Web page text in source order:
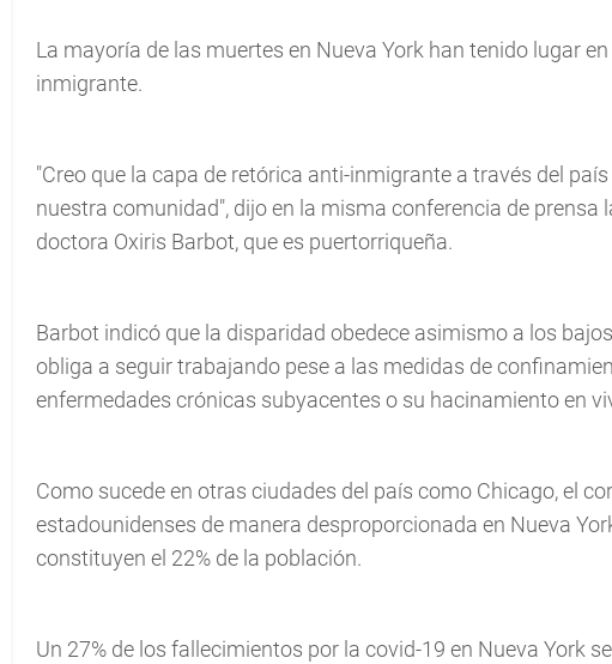
La mayoría de las muertes en Nueva York han tenido lugar
inmigrante.
"Creo que la capa de retórica anti-inmigrante a través del
nuestra comunidad", dijo en la misma conferencia de prensa
doctora Oxiris Barbot, que es puertorriqueña.
Barbot indicó que la disparidad obedece asimismo a los
obliga a seguir trabajando pese a las medidas de
enfermedades crónicas subyacentes o su hacinamiento en
Como sucede en otras ciudades del país como Chicago, el
estadounidenses de manera desproporcionada en Nueva
constituyen el 22% de la población.
Un 27% de los fallecimientos por la covid-19 en Nueva York